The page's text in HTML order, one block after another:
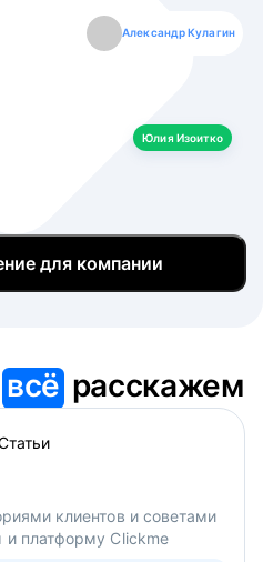
Александр Кулагин
Юлия Изоитко
Даниил Макаров
Екатерина Лазаренко
Борис Кашко
Юлия Изоитко
для компании
всё расскажем
клиентов и советами
платформу Clickme